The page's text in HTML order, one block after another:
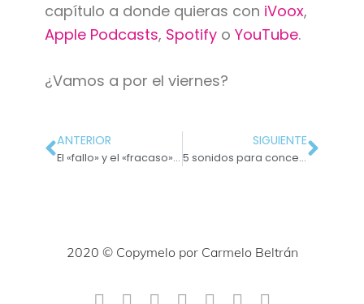
capítulo a donde quieras con iVoox,
Apple Podcasts, Spotifyo YouTube.
¿Vamos a por el viernes?
ANTERIOR
El «fallo» y el «fracaso» forman parte del proceso
SIGUIENTE
5 sonidos para concentrate mejor al escribir el copy de tu cliente
2020 © Copymelo por Carmelo Beltrán